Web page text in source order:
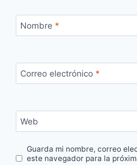
Nombre *
Correo electrónico *
Web
Guarda mi nombre, correo
este navegador para la